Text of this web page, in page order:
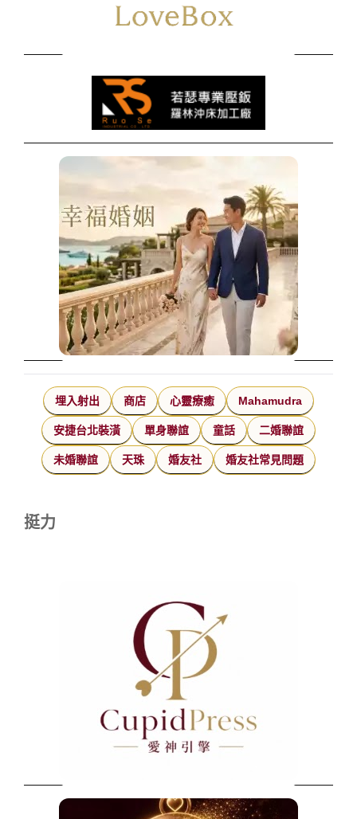
埋入射出 商店 心靈療癒 Mahamudra
安捷台北裝潢 單身聯誼 童話 二婚聯誼
未婚聯誼 天珠 婚友社 婚友社常見問題
挺力